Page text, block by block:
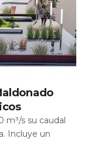
m³/s su caudal
Incluye un